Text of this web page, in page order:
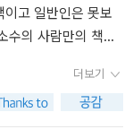
정해진 수동적인 모
릴 수도 있는 부분
한 짓이라는 것은
지 철학적이고 근
고 일반인은 못보
수의 사람만의 책이
겐 인생을 건너는
더보기